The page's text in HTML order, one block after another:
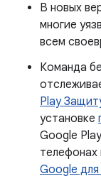
В новых
многие
всем
Команда
Play
установке
Google
Google